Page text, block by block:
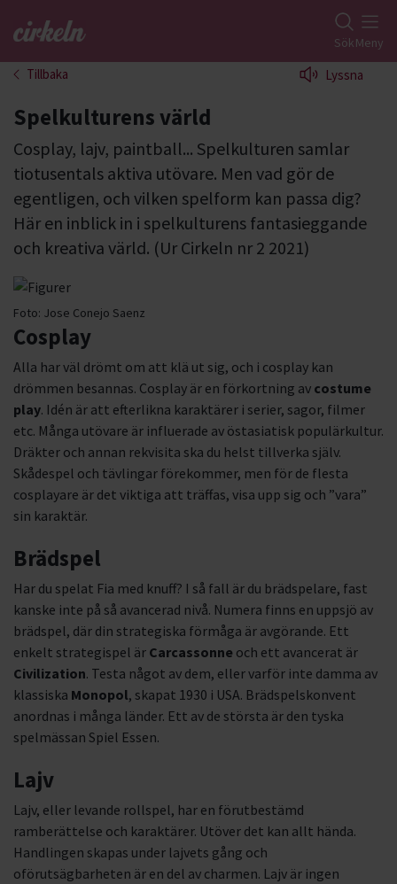
Gå till studiefrämjandets startsida SökMeny
Tillbaka Lyssna
Spelkulturens värld
Cosplay, lajv, paintball... Spelkulturen samlar
tiotusentals aktiva utövare. Men vad gör de
egentligen, och vilken spelform kan passa dig?
Här en inblick in i spelkulturens fantasieggande
och kreativa värld. (Ur Cirkeln nr 2 2021)
Foto: Jose Conejo Saenz
Cosplay
Alla har väl drömt om att klä ut sig, och i cosplay kan
drömmen besannas. Cosplay är en förkortning av costume
play. Idén är att efterlikna karaktärer i serier, sagor, filmer
etc. Många utövare är influerade av östasiatisk populärkultur.
Dräkter och annan rekvisita ska du helst tillverka själv.
Skådespel och tävlingar förekommer, men för de flesta
cosplayare är det viktiga att träffas, visa upp sig och ”vara”
sin karaktär.
Brädspel
Har du spelat Fia med knuff? I så fall är du brädspelare, fast
kanske inte på så avancerad nivå. Numera finns en uppsjö av
brädspel, där din strategiska förmåga är avgörande. Ett
enkelt strategispel är Carcassonne och ett avancerat är
Civilization. Testa något av dem, eller varför inte damma av
klassiska Monopol, skapat 1930 i USA. Brädspelskonvent
anordnas i många länder. Ett av de största är den tyska
spelmässan Spiel Essen.
Lajv
Lajv, eller levande rollspel, har en förutbestämd
ramberättelse och karaktärer. Utöver det kan allt hända.
Handlingen skapas under lajvets gång och
oförutsägbarheten är en del av charmen. Lajv är ingen